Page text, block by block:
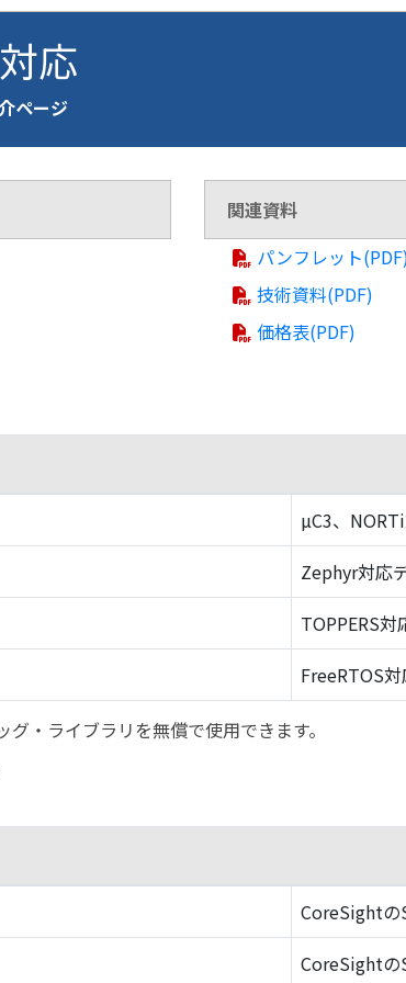
応
ページ
関連資料
パンフレット
技術資料(PDF)
価格表(PDF)
µC3、
Zephyr対応
TOPPERS
FreeRTOS
・ライブラリを無償で使用できます。
CoreSightの
CoreSightの